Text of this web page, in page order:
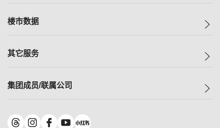
减价
美联豪宅
独家楼盘
租房
自助放盘
查询热线
按揭计算机
负担能力计算机
转按计算机
楼市数据
指数
历史成交
小区成交排行榜
其它服务
小区专页
美联精英会
集团成员/联属公司
美联物业